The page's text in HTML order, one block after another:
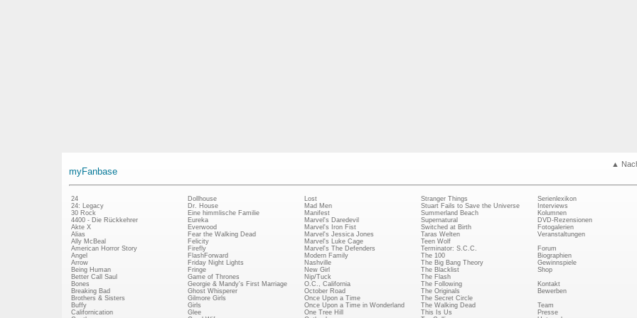
▲
myFanbase
24
24: Legacy
30 Rock
4400 - Die Rückkehrer
Akte X
Alias
Ally McBeal
American Horror Story
Angel
Arrow
Being Human
Better Call Saul
Bones
Breaking Bad
Brothers & Sisters
Buffy
Californication
Dollhouse
Dr. House
Eine himmlische Familie
Eureka
Everwood
Fear the Walking Dead
Felicity
Firefly
FlashForward
Friday Night Lights
Fringe
Game of Thrones
Georgie & Mandy's First Marriage
Ghost Whisperer
Gilmore Girls
Girls
Glee
Lost
Mad Men
Manifest
Marvel's Daredevil
Marvel's Iron Fist
Marvel's Jessica Jones
Marvel's Luke Cage
Marvel's The Defenders
Modern Family
Nashville
New Girl
Nip/Tuck
O.C., California
October Road
Once Upon a Time
Once Upon a Time in Wonderland
One Tree Hill
Stranger Things
Stuart Fails to Save the Universe
Summerland Beach
Supernatural
Switched at Birth
Taras Welten
Teen Wolf
Terminator: S.C.C.
The 100
The Big Bang Theory
The Blacklist
The Flash
The Following
The Originals
The Secret Circle
The Walking Dead
This Is Us
Serienlexikon
Interviews
Kolumnen
DVD-Rezensionen
Fotogalerien
Veranstaltungen
Forum
Biographien
Gewinnspiele
Shop
Kontakt
Bewerben
Team
Presse